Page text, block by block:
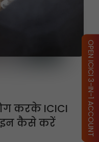
करके ICICI
इन कैसे करें
OPEN ICICI 3-IN-1 ACCOUNT